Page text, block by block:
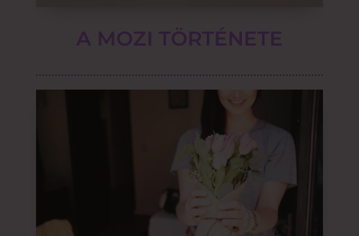
A MOZI TÖRTÉNETE